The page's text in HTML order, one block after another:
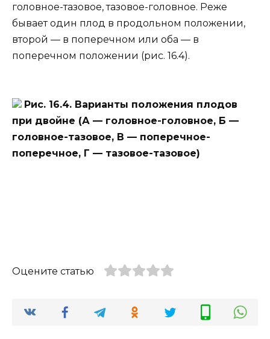
головное-тазовое, тазовое-головное. Реже
бывает один плод в продольном положении,
второй — в поперечном или оба — в
поперечном положении (рис. 16.4).
Рис. 16.4. Варианты положения плодов
при двойне (А — головное-головное, Б —
головное-тазовое, В — поперечное-
поперечное, Г — тазовое-тазовое)
Оцените статью